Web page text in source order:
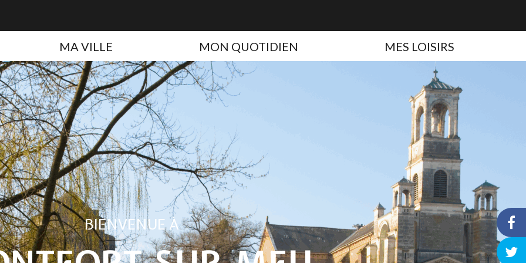
MA VILLE MON QUOTIDIEN MES LOISIRS
BIENVENUE À